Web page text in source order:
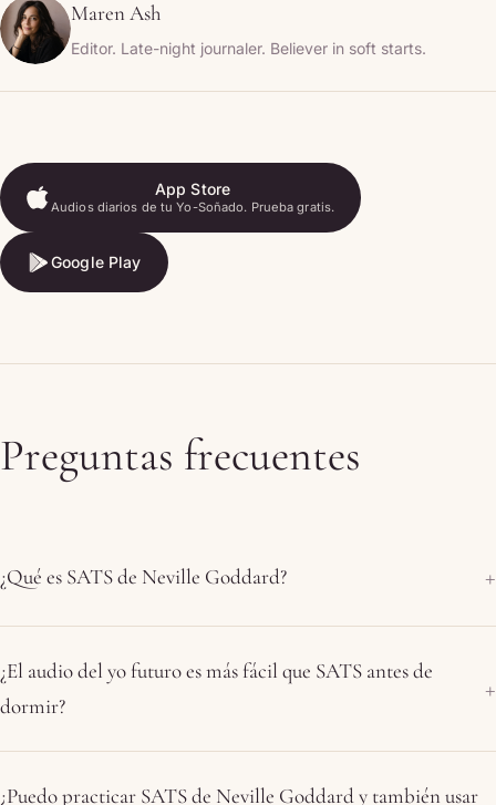
Maren Ash
Editor. Late-night journaler. Believer in soft starts.
App Store
Audios diarios de tu Yo-Soñado. Prueba gratis.
App Store
Google Play
Google Play
Preguntas frecuentes
¿Qué es SATS de Neville Goddard?
¿El audio del yo futuro es más fácil que SATS antes de
dormir?
¿Puedo practicar SATS de Neville Goddard y también usar